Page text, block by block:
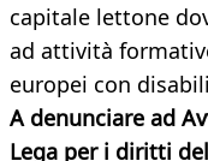
capitale lettone
ad attività
europei con
A denunciare ad
Lega per i diritti